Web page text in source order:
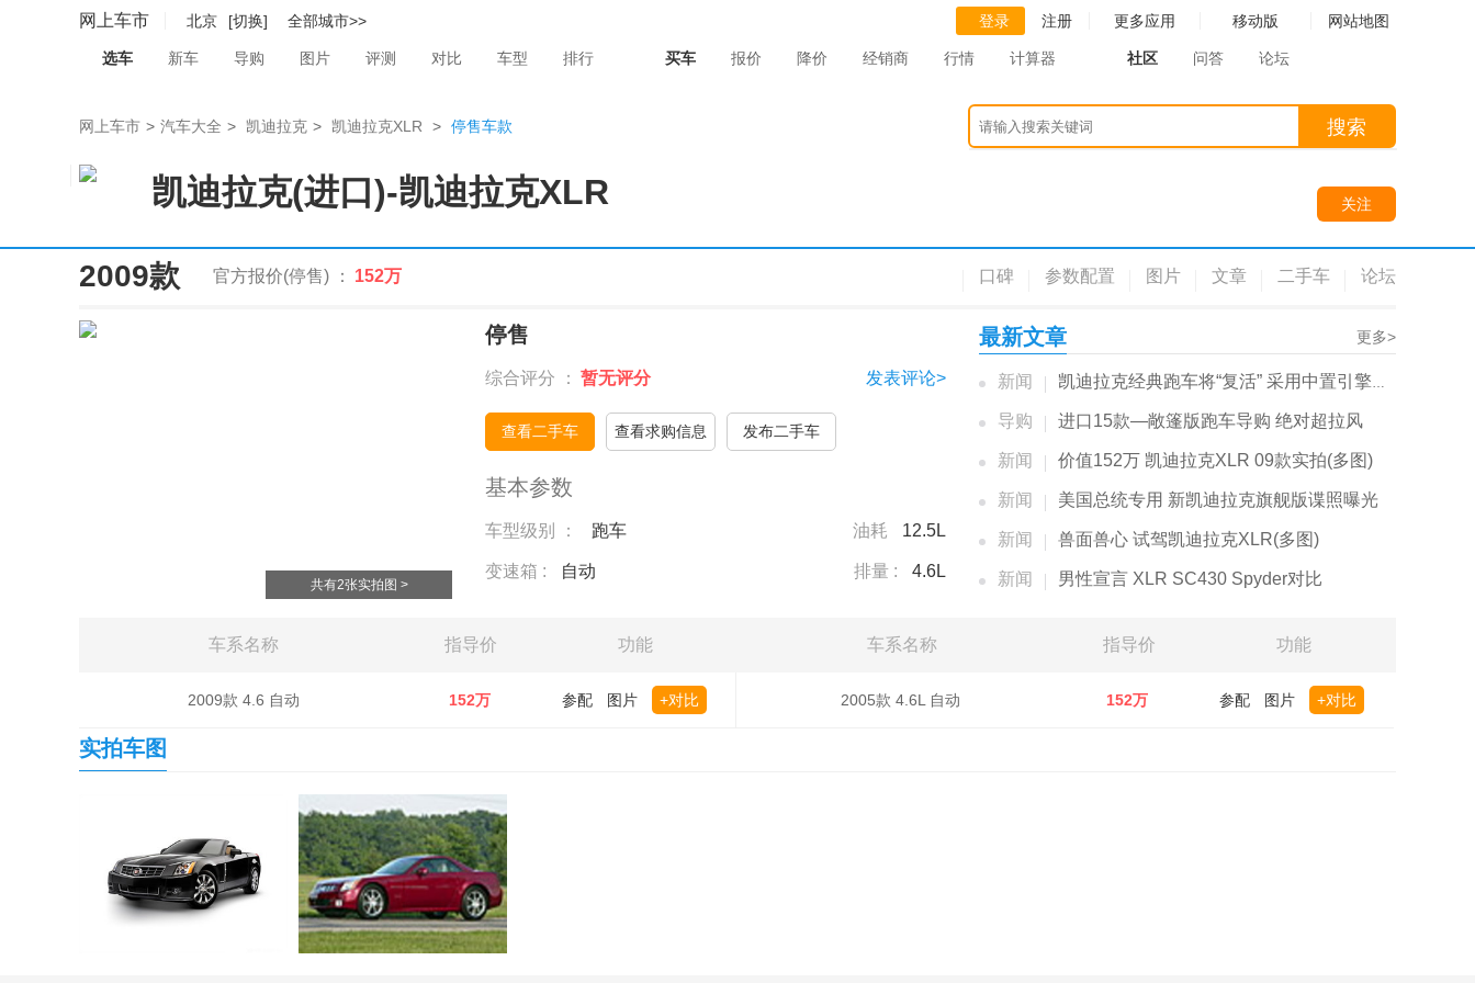
网上车市 北京 [切换] 全部城市>> 登录 注册 更多应用 移动版 网站地图
选车 新车 导购 图片 评测 对比 车型 排行 买车 报价 降价 经销商 行情 计算器 社区 问答 论坛
网上车市 > 汽车大全 > 凯迪拉克 > 凯迪拉克XLR > 停售车款 搜索
凯迪拉克(进口)-凯迪拉克XLR 关注
2009款 官方报价(停售) ： 152万 口碑 参数配置 图片 文章 二手车 论坛
共有2张实拍图 >
停售
综合评分 ： 暂无评分 发表评论>
查看二手车 查看求购信息 发布二手车
基本参数
车型级别 ： 跑车 油耗 12.5L
变速箱 : 自动 排量 : 4.6L
最新文章 更多>
新闻 凯迪拉克经典跑车将“复活” 采用中置引擎布局...
导购 进口15款—敞篷版跑车导购 绝对超拉风
新闻 价值152万 凯迪拉克XLR 09款实拍(多图)
新闻 美国总统专用 新凯迪拉克旗舰版谍照曝光
新闻 兽面兽心 试驾凯迪拉克XLR(多图)
新闻 男性宣言 XLR SC430 Spyder对比
车系名称 指导价 功能 车系名称 指导价 功能
2009款 4.6 自动 152万 参配 图片 +对比 2005款 4.6L 自动 152万 参配 图片 +对比
实拍车图